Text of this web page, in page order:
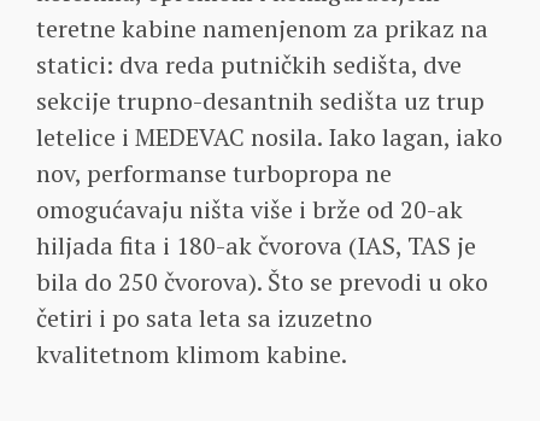
teretne kabine namenjenom za prikaz na
statici: dva reda putničkih sedišta, dve
sekcije trupno-desantnih sedišta uz trup
letelice i MEDEVAC nosila. Iako lagan, iako
nov, performanse turbopropa ne
omogućavaju ništa više i brže od 20-ak
hiljada fita i 180-ak čvorova (IAS, TAS je
bila do 250 čvorova). Što se prevodi u oko
četiri i po sata leta sa izuzetno
kvalitetnom klimom kabine.